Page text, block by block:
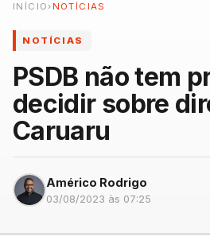
INÍCIO › NOTÍCIAS
NOTÍCIAS
PSDB não tem
decidir sobre
Caruaru
Américo Rodrigo
03/08/2023 às 07:25